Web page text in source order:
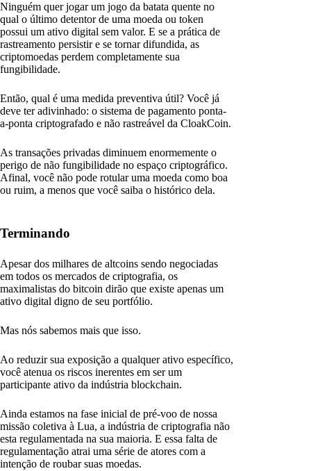
Ninguém quer jogar um jogo da batata quente no
qual o último detentor de uma moeda ou token
possui um ativo digital sem valor. E se a prática de
rastreamento persistir e se tornar difundida, as
criptomoedas perdem completamente sua
fungibilidade.
Então, qual é uma medida preventiva útil? Você já
deve ter adivinhado: o sistema de pagamento ponta-
a-ponta criptografado e não rastreável da CloakCoin.
As transações privadas diminuem enormemente o
perigo de não fungibilidade no espaço criptográfico.
Afinal, você não pode rotular uma moeda como boa
ou ruim, a menos que você saiba o histórico dela.
Terminando
Apesar dos milhares de altcoins sendo negociadas
em todos os mercados de criptografia, os
maximalistas do bitcoin dirão que existe apenas um
ativo digital digno de seu portfólio.
Mas nós sabemos mais que isso.
Ao reduzir sua exposição a qualquer ativo específico,
você atenua os riscos inerentes em ser um
participante ativo da indústria blockchain.
Ainda estamos na fase inicial de pré-voo de nossa
missão coletiva à Lua, a indústria de criptografia não
esta regulamentada na sua maioria. E essa falta de
regulamentação atrai uma série de atores com a
intenção de roubar suas moedas.